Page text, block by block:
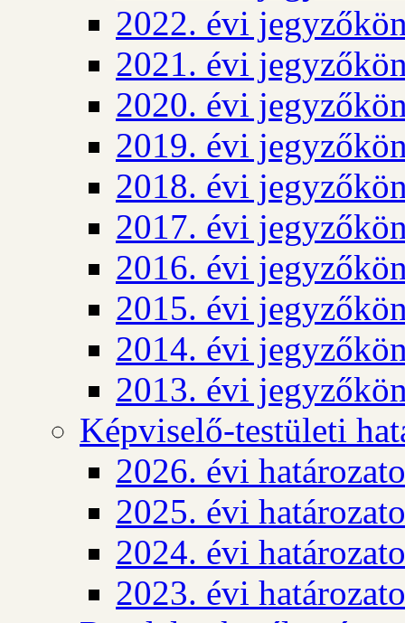
2022. évi
2021. évi
2020. évi
2019. évi
2018. évi
2017. évi
2016. évi
2015. évi
2014. évi
2013. évi
Képviselő-testületi
2026. évi
2025. évi
2024. évi
2023. évi